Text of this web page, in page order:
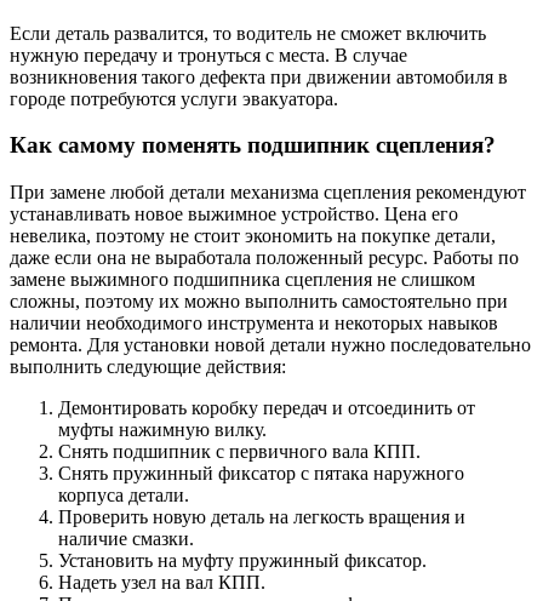
Если деталь развалится, то водитель не сможет включить
нужную передачу и тронуться с места. В случае
возникновения такого дефекта при движении автомобиля в
городе потребуются услуги эвакуатора.
Как самому поменять подшипник сцепления?
При замене любой детали механизма сцепления рекомендуют
устанавливать новое выжимное устройство. Цена его
невелика, поэтому не стоит экономить на покупке детали,
даже если она не выработала положенный ресурс. Работы по
замене выжимного подшипника сцепления не слишком
сложны, поэтому их можно выполнить самостоятельно при
наличии необходимого инструмента и некоторых навыков
ремонта. Для установки новой детали нужно последовательно
выполнить следующие действия:
Демонтировать коробку передач и отсоединить от
муфты нажимную вилку.
Снять подшипник с первичного вала КПП.
Снять пружинный фиксатор с пятака наружного
корпуса детали.
Проверить новую деталь на легкость вращения и
наличие смазки.
Установить на муфту пружинный фиксатор.
Надеть узел на вал КПП.